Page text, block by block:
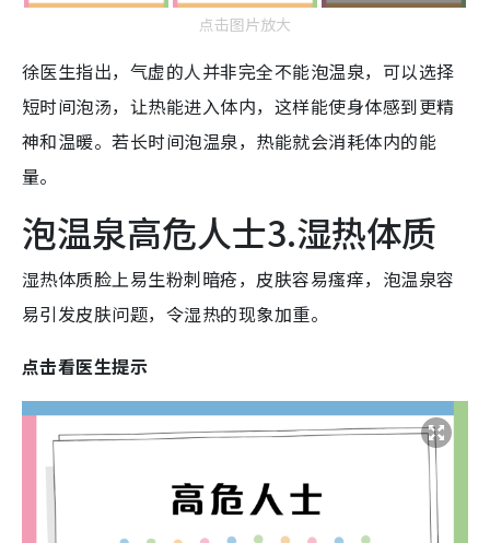
点击图片放大
徐医生指出，气虚的人并非完全不能泡温泉，可以选择
短时间泡汤，让热能进入体内，这样能使身体感到更精
神和温暖。若长时间泡温泉，热能就会消耗体内的能
量。
泡温泉高危人士3.湿热体质
湿热体质脸上易生粉刺暗疮，皮肤容易瘙痒，泡温泉容
易引发皮肤问题，令湿热的现象加重。
点击看医生提示